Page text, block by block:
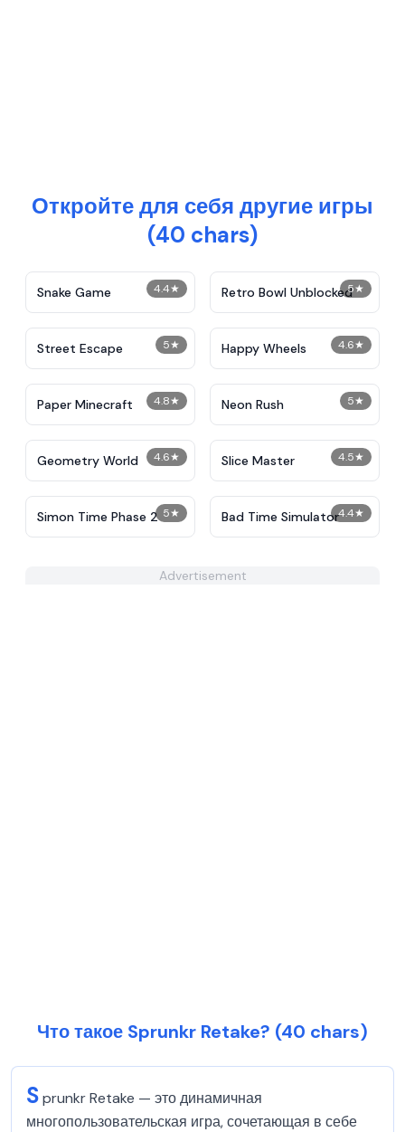
Откройте для себя другие игры
(40 chars)
4.4★
Snake Game 5★
Retro Bowl Unblocked
5★
Street Escape 4.6★
Happy Wheels
4.8★
Paper Minecraft 5★
Neon Rush
4.6★
Geometry World 4.5★
Slice Master
5★
Simon Time Phase 2 4.4★
Bad Time Simulator
Advertisement
Что такое Sprunkr Retake? (40 chars)
Sprunkr Retake — это динамичная
многопользовательская игра, сочетающая в себе